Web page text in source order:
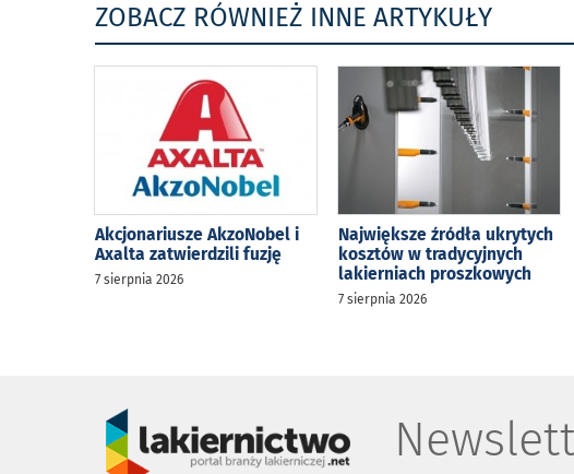
ZOBACZ RÓWNIEŻ INNE ARTYKUŁY
Akcjonariusze AkzoNobel i
Axalta zatwierdzili fuzję
7 sierpnia 2026
Największe źródła ukrytych
kosztów w tradycyjnych
lakierniach proszkowych
7 sierpnia 2026